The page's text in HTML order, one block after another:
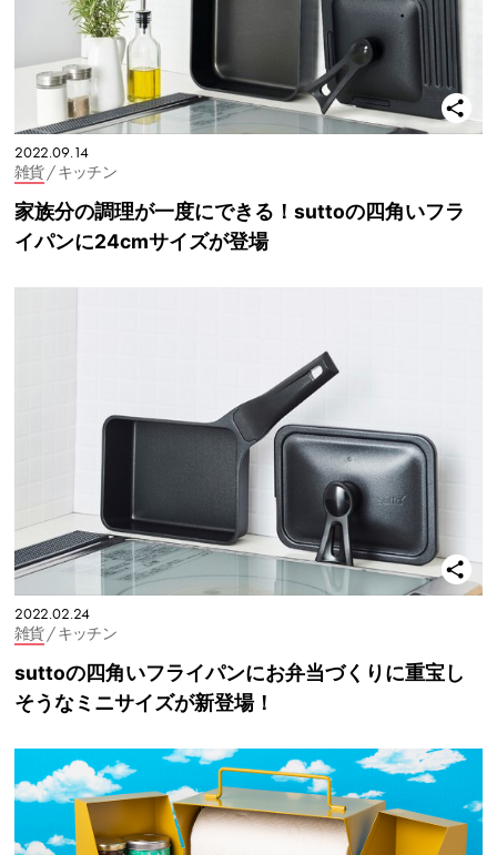
2022.09.14
雑貨/ キッチン
家族分の調理が一度にできる！suttoの四角いフラ
イパンに24cmサイズが登場
2022.02.24
雑貨/ キッチン
suttoの四角いフライパンにお弁当づくりに重宝し
そうなミニサイズが新登場！